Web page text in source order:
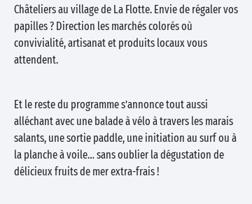
Châteliers au village de La Flotte. Envie de régaler vos
papilles ? Direction les marchés colorés où
convivialité, artisanat et produits locaux vous
attendent.
Et le reste du programme s’annonce tout aussi
alléchant avec une balade à vélo à travers les marais
salants, une sortie paddle, une initiation au surf ou à
la planche à voile… sans oublier la dégustation de
délicieux fruits de mer extra-frais !